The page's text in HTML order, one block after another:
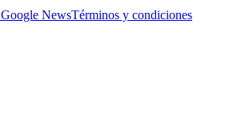
Google NewsTérminos y condiciones